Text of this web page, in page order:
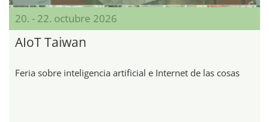
20. - 22. octubre 2026
AIoT Taiwan
Feria sobre inteligencia artificial e Internet de las cosas